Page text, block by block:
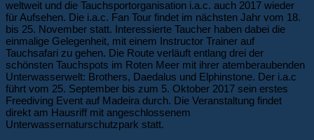
weltweit und die Tauchsportorganisation i.a.c. auch 2017 wieder
für Aufsehen. Die i.a.c. Fan Tour findet im nächsten Jahr vom 18.
bis 25. November statt. Interessierte Taucher haben dabei die
einmalige Gelegenheit, mit einem Instructor Trainer auf
Tauchsafari zu gehen. Die Route verläuft entlang drei der
schönsten Tauchspots im Roten Meer mit ihrer atemberaubenden
Unterwasserwelt: Brothers, Daedalus und Elphinstone. Der i.a.c
führt vom 25. September bis zum 5. Oktober 2017 sein erstes
Freediving Event auf Madeira durch. Die Veranstaltung findet
direkt am Hausriff mit angeschlossenem
Unterwassernaturschutzpark statt.